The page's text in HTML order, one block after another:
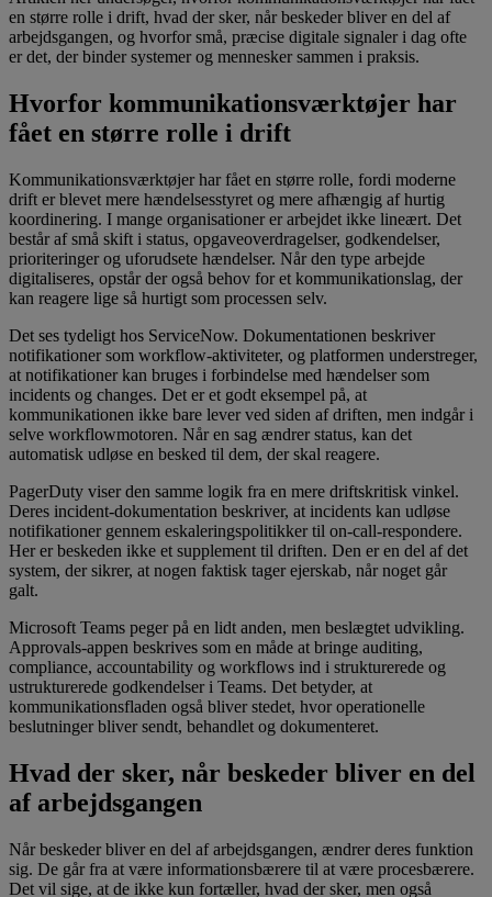
en større rolle i drift, hvad der sker, når beskeder bliver en del af
arbejdsgangen, og hvorfor små, præcise digitale signaler i dag ofte
er det, der binder systemer og mennesker sammen i praksis.
Hvorfor kommunikationsværktøjer har
fået en større rolle i drift
Kommunikationsværktøjer har fået en større rolle, fordi moderne
drift er blevet mere hændelsesstyret og mere afhængig af hurtig
koordinering. I mange organisationer er arbejdet ikke lineært. Det
består af små skift i status, opgaveoverdragelser, godkendelser,
prioriteringer og uforudsete hændelser. Når den type arbejde
digitaliseres, opstår der også behov for et kommunikationslag, der
kan reagere lige så hurtigt som processen selv.
Det ses tydeligt hos ServiceNow. Dokumentationen beskriver
notifikationer som workflow-aktiviteter, og platformen understreger,
at notifikationer kan bruges i forbindelse med hændelser som
incidents og changes. Det er et godt eksempel på, at
kommunikationen ikke bare lever ved siden af driften, men indgår i
selve workflowmotoren. Når en sag ændrer status, kan det
automatisk udløse en besked til dem, der skal reagere.
PagerDuty viser den samme logik fra en mere driftskritisk vinkel.
Deres incident-dokumentation beskriver, at incidents kan udløse
notifikationer gennem eskaleringspolitikker til on-call-respondere.
Her er beskeden ikke et supplement til driften. Den er en del af det
system, der sikrer, at nogen faktisk tager ejerskab, når noget går
galt.
Microsoft Teams peger på en lidt anden, men beslægtet udvikling.
Approvals-appen beskrives som en måde at bringe auditing,
compliance, accountability og workflows ind i strukturerede og
ustrukturerede godkendelser i Teams. Det betyder, at
kommunikationsfladen også bliver stedet, hvor operationelle
beslutninger bliver sendt, behandlet og dokumenteret.
Hvad der sker, når beskeder bliver en del
af arbejdsgangen
Når beskeder bliver en del af arbejdsgangen, ændrer deres funktion
sig. De går fra at være informationsbærere til at være procesbærere.
Det vil sige, at de ikke kun fortæller, hvad der sker, men også